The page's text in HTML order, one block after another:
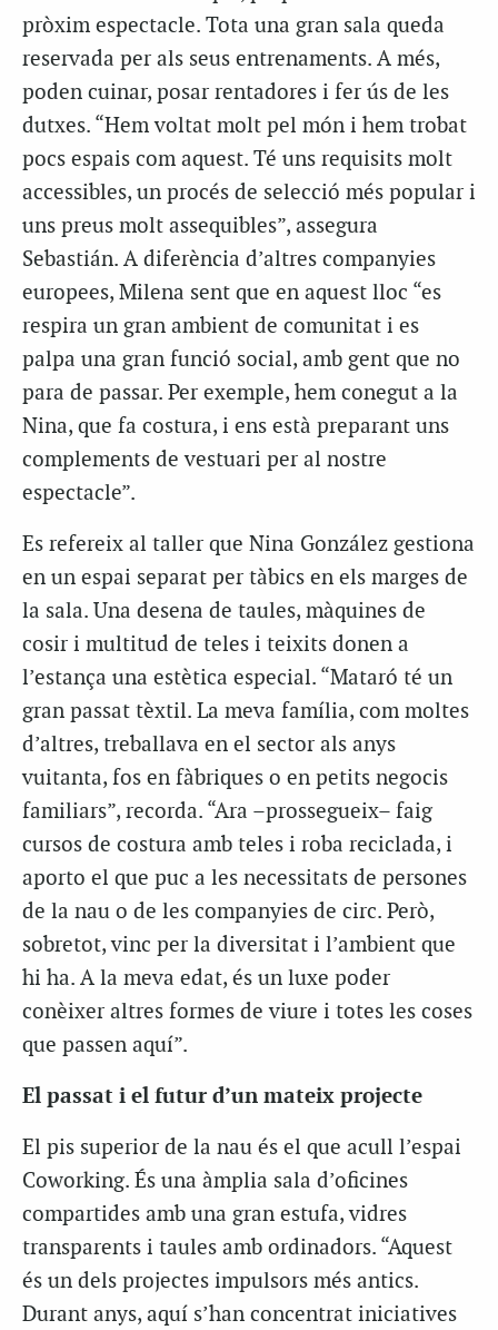
pròxim espectacle. Tota una gran sala queda
reservada per als seus entrenaments. A més,
poden cuinar, posar rentadores i fer ús de les
dutxes. “Hem voltat molt pel món i hem trobat
pocs espais com aquest. Té uns requisits molt
accessibles, un procés de selecció més popular i
uns preus molt assequibles”, assegura
Sebastián. A diferència d’altres companyies
europees, Milena sent que en aquest lloc “es
respira un gran ambient de comunitat i es
palpa una gran funció social, amb gent que no
para de passar. Per exemple, hem conegut a la
Nina, que fa costura, i ens està preparant uns
complements de vestuari per al nostre
espectacle”.
Es refereix al taller que Nina González gestiona
en un espai separat per tàbics en els marges de
la sala. Una desena de taules, màquines de
cosir i multitud de teles i teixits donen a
l’estança una estètica especial. “Mataró té un
gran passat tèxtil. La meva família, com moltes
d’altres, treballava en el sector als anys
vuitanta, fos en fàbriques o en petits negocis
familiars”, recorda. “Ara –prossegueix– faig
cursos de costura amb teles i roba reciclada, i
aporto el que puc a les necessitats de persones
de la nau o de les companyies de circ. Però,
sobretot, vinc per la diversitat i l’ambient que
hi ha. A la meva edat, és un luxe poder
conèixer altres formes de viure i totes les coses
que passen aquí”.
El passat i el futur d’un mateix projecte
El pis superior de la nau és el que acull l’espai
Coworking. És una àmplia sala d’oficines
compartides amb una gran estufa, vidres
transparents i taules amb ordinadors. “Aquest
és un dels projectes impulsors més antics.
Durant anys, aquí s’han concentrat iniciatives